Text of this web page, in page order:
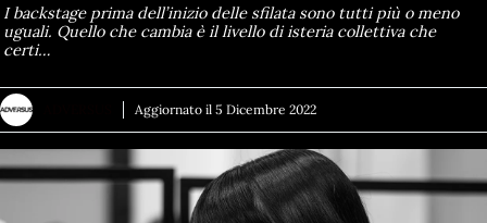
I backstage prima dell’inizio delle sfilata sono tutti più o meno
uguali. Quello che cambia è il livello di isteria collettiva che
certi…
Aggiornato il 5 Dicembre 2022